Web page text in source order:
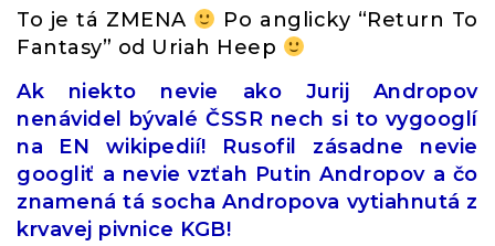
To je tá ZMENA
Po anglicky “Return To
Fantasy” od Uriah Heep
Ak niekto nevie ako Jurij Andropov
nenávidel bývalé ČSSR nech si to vygooglí
na EN wikipedií! Rusofil zásadne nevie
googliť a nevie vzťah Putin Andropov a čo
znamená tá socha Andropova vytiahnutá z
krvavej pivnice KGB!